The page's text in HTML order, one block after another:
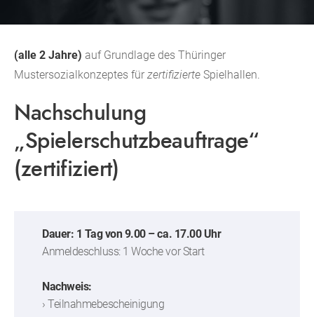
(alle 2 Jahre) auf Grundlage des Thüringer
Mustersozialkonzeptes für zertifizierte Spielhallen.
Nachschulung
„Spielerschutzbeauftrage“
(zertifiziert)
Dauer: 1 Tag von 9.00 – ca. 17.00 Uhr
Anmeldeschluss: 1 Woche vor Start
Nachweis:
› Teilnahmebescheinigung